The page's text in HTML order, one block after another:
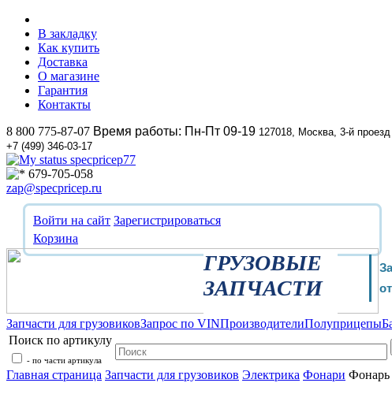
В закладку
Как купить
Доставка
О магазине
Гарантия
Контакты
8 800 775-87-07 Время работы: Пн-Пт 09-19 127018, Москва, 3-й
+7 (499) 346-03-17
specpricep77
679-705-058
zap@specpricep.ru
Войти на сайт Зарегистрироваться
Корзина
ГРУЗОВЫЕ
ЗАПЧАСТИ
Запчасти для грузовиковЗапрос по VINПроизводителиПолуприцепы
Поиск по артикулу
- по части артикула
Главная страница Запчасти для грузовиков Электрика Фонари Фонарь